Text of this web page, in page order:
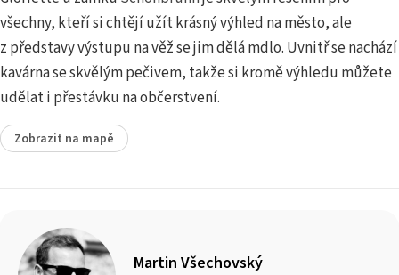
všechny, kteří si chtějí užít krásný výhled na město, ale
z představy výstupu na věž se jim dělá mdlo. Uvnitř se nachází
kavárna se skvělým pečivem, takže si kromě výhledu můžete
udělat i přestávku na občerstvení.
Zobrazit na mapě
Martin Všechovský